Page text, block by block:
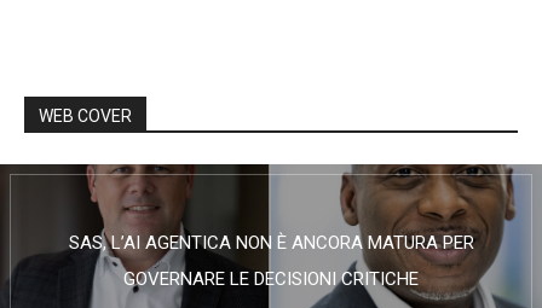
WEB COVER
SAS, L’AI AGENTICA NON È ANCORA MATURA PER
GOVERNARE LE DECISIONI CRITICHE